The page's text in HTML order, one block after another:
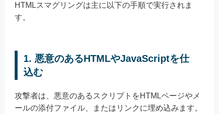
HTMLスマグリングは主に以下の手順で実行されま
す。
1. 悪意のあるHTMLやJavaScriptを仕
込む
攻撃者は、悪意のあるスクリプトをHTMLページやメ
ールの添付ファイル、またはリンクに埋め込みます。